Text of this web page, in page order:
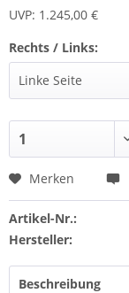
UVP: 1.245,00 €
Rechts / Links:
Merken
Artikel-Nr.:
Hersteller:
Beschreibung